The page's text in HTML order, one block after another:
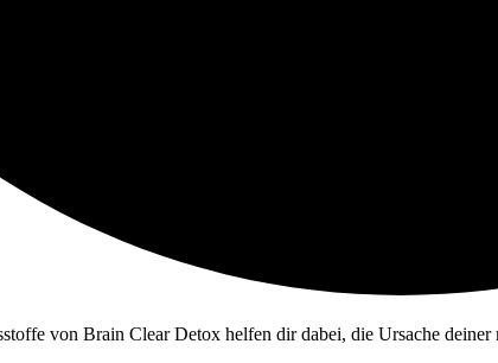
von Brain Clear Detox helfen dir dabei, die Ursache